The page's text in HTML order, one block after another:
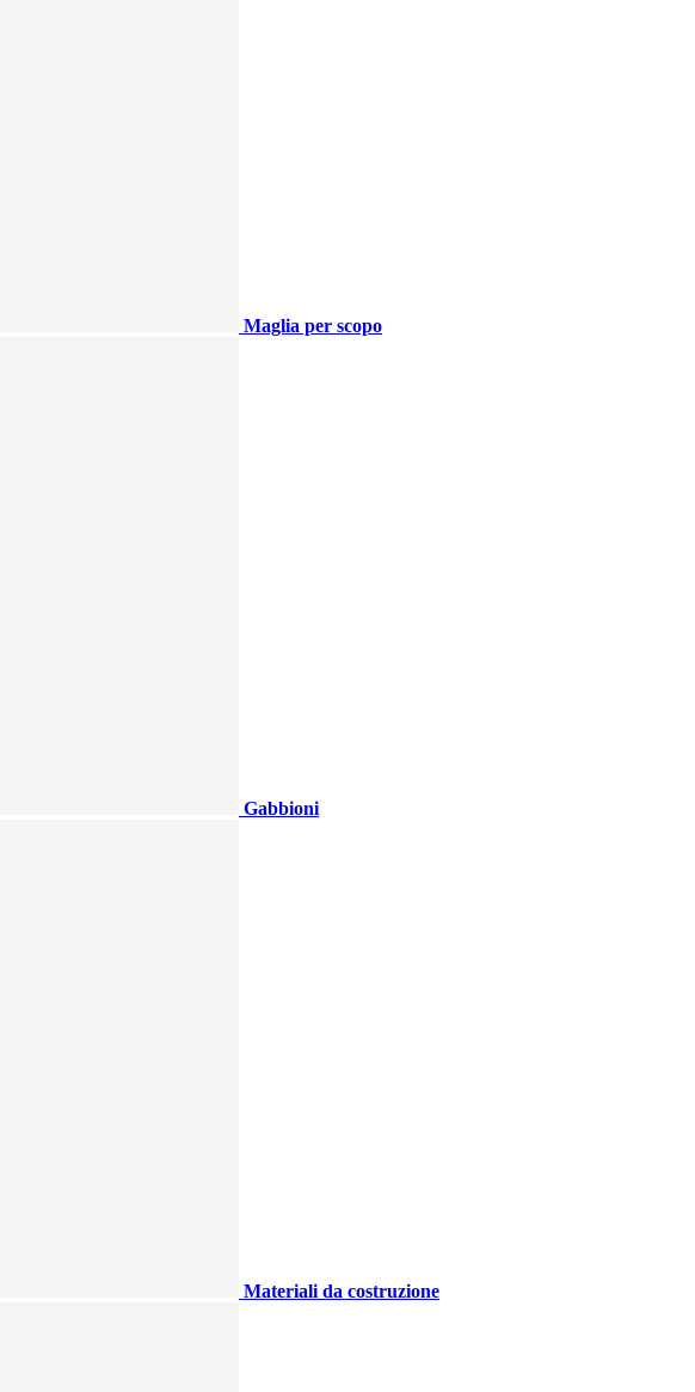
Maglia per scopo
Gabbioni
Materiali da costruzione